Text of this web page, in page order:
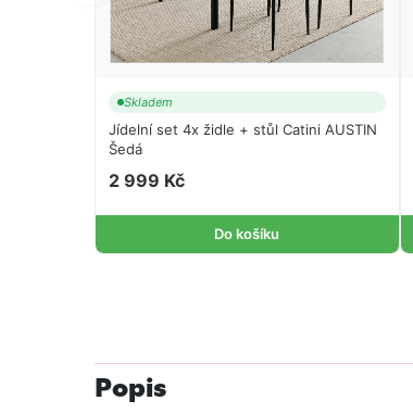
Skladem
Jídelní set 4x židle + stůl Catini AUSTIN
Šedá
2 999 Kč
Do košíku
Popis